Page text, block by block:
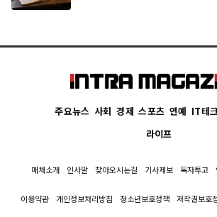
주요뉴스 사회 경제 스포츠 연예 IT테크
라이프
매체소개 인사말 찾아오시는길 기사제보 독자투고
이용약관 개인정보처리방침 청소년보호정책 저작권보호